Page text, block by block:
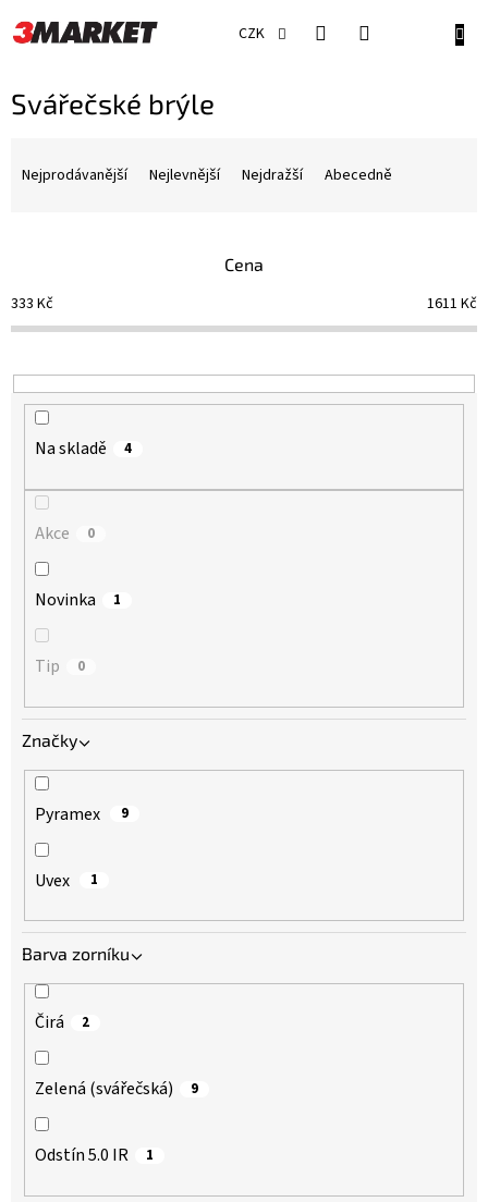
na
obsah
CZK
Svářečské brýle
p
r
o
u
Nejprodávanější Nejlevnější Nejdražší Abecedně
Cena
333 Kč 1611 Kč
Na skladě 4
Akce 0
Novinka 1
Tip 0
Značky
Pyramex 9
Uvex 1
Barva zorníku
Čirá 2
Zelená (svářečská) 9
Odstín 5.0 IR 1